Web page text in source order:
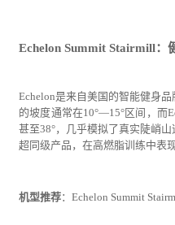
Echelon Summit Stairmill：
Echelon是来自美国的智能健身
的坡度通常在10°—15°区间，而
甚至38°，几乎模拟了真实陡峭
超同级产品，在高燃脂训练中表
机型推荐：Echelon Summit